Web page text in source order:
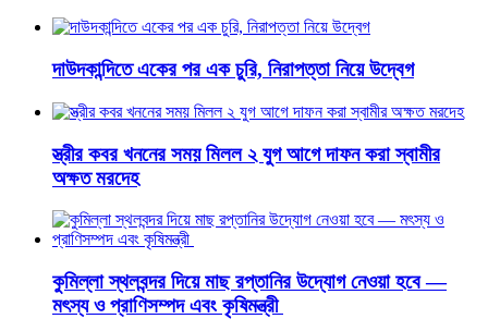
দাউদকান্দিতে একের পর এক চুরি, নিরাপত্তা নিয়ে উদ্বেগ
স্ত্রীর কবর খননের সময় মিলল ২ যুগ আগে দাফন করা স্বামীর
অক্ষত মরদেহ
কুমিল্লা স্থলবন্দর দিয়ে মাছ রপ্তানির উদ্যোগ নেওয়া হবে —
মৎস্য ও প্রাণিসম্পদ এবং কৃষিমন্ত্রী